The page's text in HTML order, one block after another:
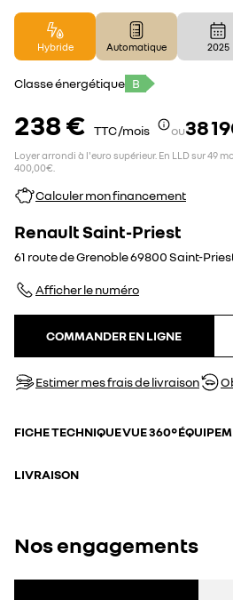
Hybride Automatique 2025
Classe énergétique B
238 € TTC /mois ou38
Loyer arrondi à l'euro supérieur. En LLD sur 49
400,00€.
Calculer mon financement
Renault Saint-Priest
61 route de Grenoble69800Saint-
Afficher le numéro
COMMANDER EN LIGNE
Estimer mes frais de livraison
FICHE TECHNIQUEVUE 360°
LIVRAISON
Nos engagements